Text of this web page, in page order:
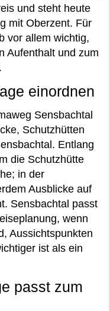
und steht heute
mit Oberzent. Für
vor allem wichtig,
Aufenthalt und zum
einordnen
Sensbachtal
Schutzhütten
Entlang
die Schutzhütte
in der
Ausblicke auf
Sensbachtal passt
wenn
Aussichtspunkten
ist als ein
passt zum